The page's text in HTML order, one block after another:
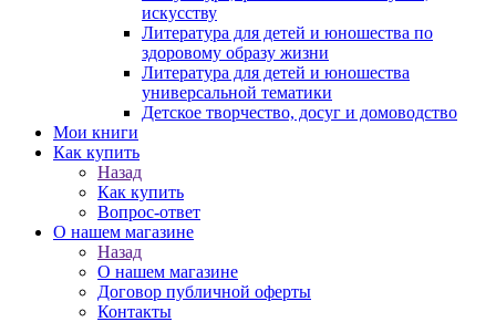
искусству
Литература для детей и юношества по
здоровому образу жизни
Литература для детей и юношества
универсальной тематики
Детское творчество, досуг и домоводство
Мои книги
Как купить
Назад
Как купить
Вопрос-ответ
О нашем магазине
Назад
О нашем магазине
Договор публичной оферты
Контакты